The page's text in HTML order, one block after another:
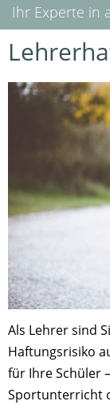
Ihr Experte in
Als Lehrer sind
Haftungsrisiko
für Ihre Schüler
Sportunterricht